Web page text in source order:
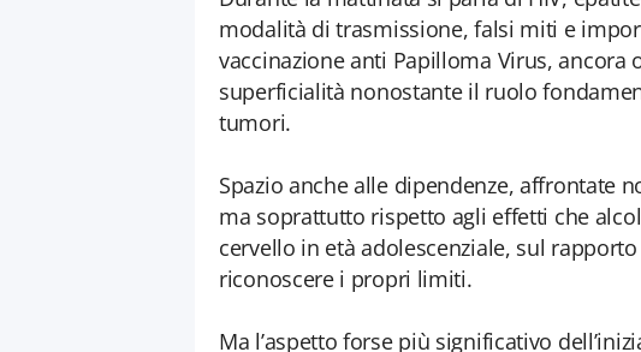
modalità di trasmissione, falsi miti e
vaccinazione anti Papilloma Virus, ancora
superficialità nonostante il ruolo
tumori.
Spazio anche alle dipendenze, affrontate
ma soprattutto rispetto agli effetti che
cervello in età adolescenziale, sul
riconoscere i propri limiti.
Ma l’aspetto forse più significativo